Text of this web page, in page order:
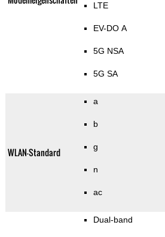
LTE
EV-DO A
5G NSA
5G SA
WLAN-Standard
a
b
g
n
ac
Dual-band